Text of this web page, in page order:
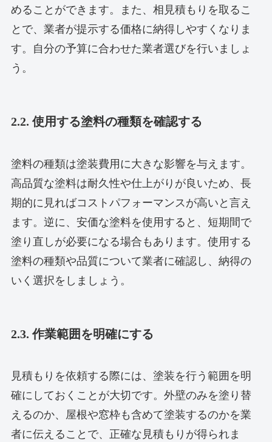
めることができます。また、相見積もりを取るこ
とで、業者が提示する価格に納得しやすくなりま
す。自分の予算に合わせた業者選びを行いましょ
う。
2.2. 使用する塗料の種類を確認する
塗料の種類は塗装費用に大きな影響を与えます。
高品質な塗料は耐久性や仕上がりが良いため、長
期的に見ればコストパフォーマンスが高いと言え
ます。逆に、安価な塗料を使用すると、短期間で
塗り直しが必要になる場合もあります。使用する
塗料の種類や品質について業者に確認し、納得の
いく選択をしましょう。
2.3. 作業範囲を明確にする
見積もりを依頼する際には、塗装を行う範囲を明
確にしておくことが大切です。外壁のみを塗り替
えるのか、屋根や窓枠も含めて塗装するのかを業
者に伝えることで、正確な見積もりが得られま